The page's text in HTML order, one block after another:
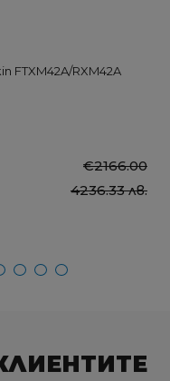
FTXM42A/RXM42A
€2166.00
4236.33 лв.